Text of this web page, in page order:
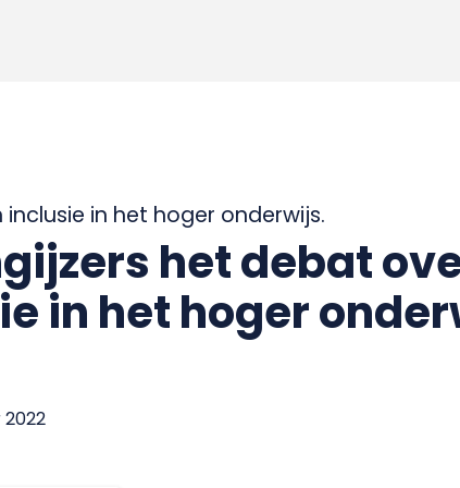
in het hoger onderwijs.
het debat
in het hoger